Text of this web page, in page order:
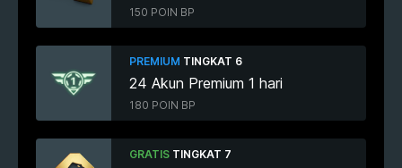
150 POIN BP
PREMIUM TINGKAT 6
24 Akun Premium 1 hari
180 POIN BP
GRATIS TINGKAT 7